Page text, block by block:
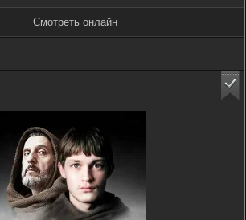
Смотреть онлайн